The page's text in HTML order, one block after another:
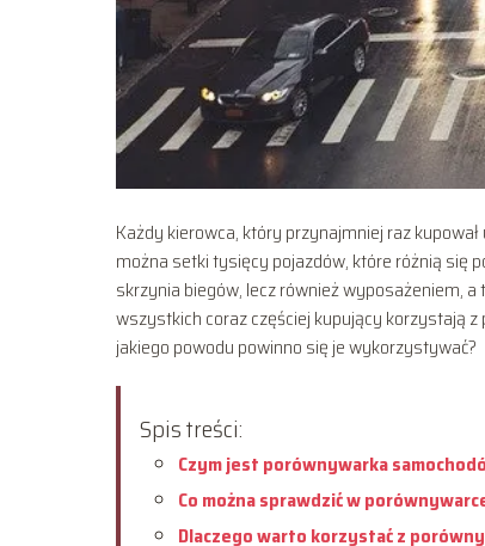
Każdy kierowca, który przynajmniej raz
można setki tysięcy pojazdów, które różnią się
skrzynia biegów, lecz również wyposażeniem,
wszystkich coraz częściej kupujący korzystają
jakiego powodu powinno się je wykorzystywać?
Spis treści:
Czym jest porównywarka
Co można sprawdzić w
Dlaczego warto korzystać z